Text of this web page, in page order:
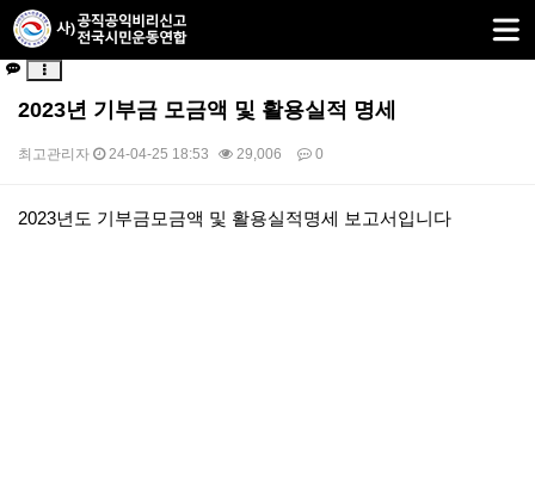
2023년 기부금 모금액 및 활용실적 명세
최고관리자 24-04-25 18:53 29,006 0
본문
2023년도 기부금모금액 및 활용실적명세 보고서입니다